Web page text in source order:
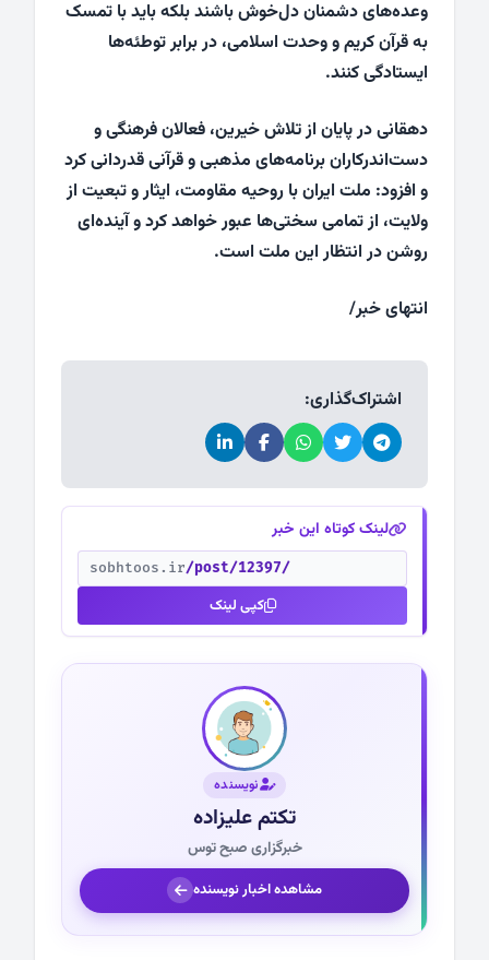
وعده‌های دشمنان دل‌خوش باشند بلکه باید با تمسک
به قرآن کریم و وحدت اسلامی، در برابر توطئه‌ها
ایستادگی کنند.
دهقانی در پایان از تلاش خیرین، فعالان فرهنگی و
دست‌اندرکاران برنامه‌های مذهبی و قرآنی قدردانی کرد
و افزود: ملت ایران با روحیه مقاومت، ایثار و تبعیت از
ولایت، از تمامی سختی‌ها عبور خواهد کرد و آینده‌ای
روشن در انتظار این ملت است.
انتهای خبر/
اشتراک‌گذاری:
لینک کوتاه این خبر
sobhtoos.ir/post/12397/
کپی لینک
نویسنده
تکتم علیزاده
خبرگزاری صبح توس
مشاهده اخبار نویسنده